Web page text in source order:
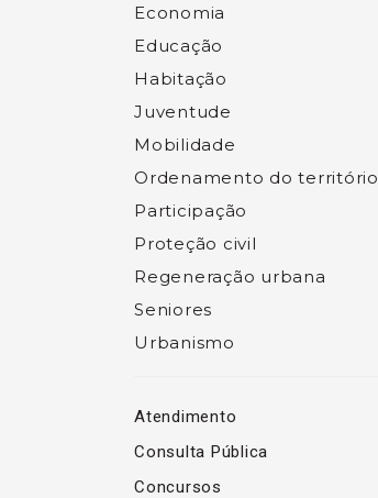
Economia
Educação
Habitação
Juventude
Mobilidade
Ordenamento do território
Participação
Proteção civil
Regeneração urbana
Seniores
Urbanismo
Atendimento
Consulta Pública
Concursos